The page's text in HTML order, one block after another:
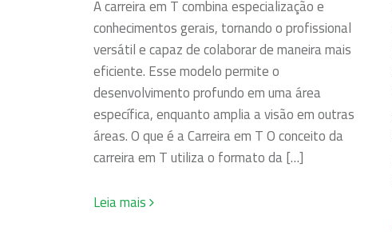
A carreira em T combina especialização e
conhecimentos gerais, tornando o profissional
versátil e capaz de colaborar de maneira mais
eficiente. Esse modelo permite o
desenvolvimento profundo em uma área
específica, enquanto amplia a visão em outras
áreas. O que é a Carreira em T O conceito da
carreira em T utiliza o formato da […]
Leia mais